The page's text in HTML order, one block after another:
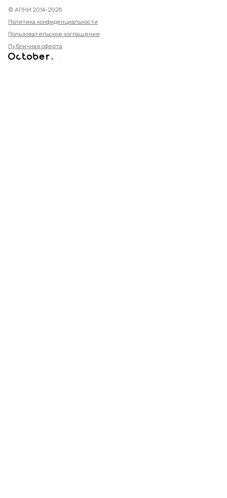
© АПНИ 2014-2026
Политика конфиденциальности
Пользовательское соглашение
Публичная оферта